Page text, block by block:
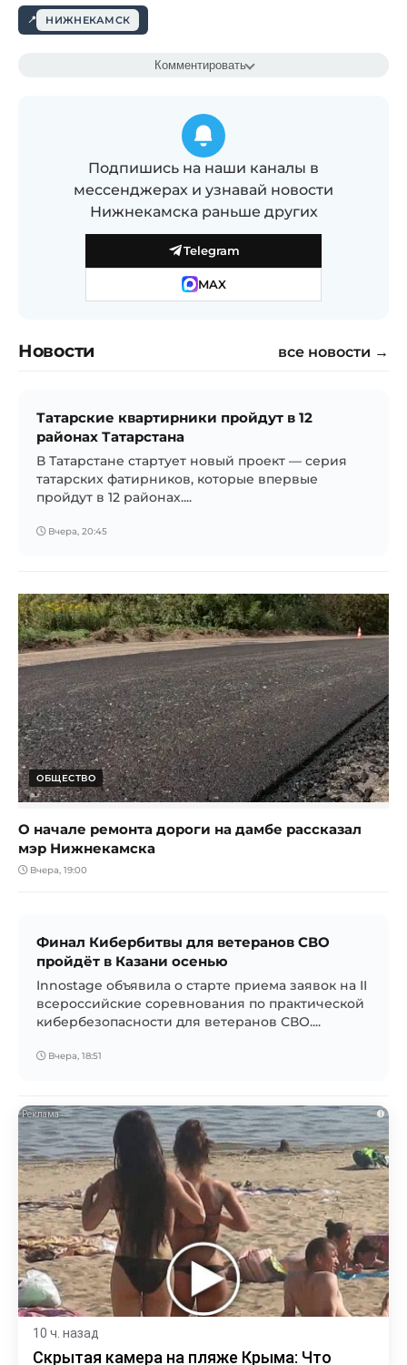
НИЖНЕКАМСК
Комментировать
Подпишись на наши каналы в
мессенджерах и узнавай новости
Нижнекамска раньше других
Telegram
MAX
Новости все новости →
Татарские квартирники пройдут в 12
районах Татарстана
В Татарстане стартует новый проект — серия
татарских фатирников, которые впервые
пройдут в 12 районах....
Вчера, 20:45
ОБЩЕСТВО
О начале ремонта дороги на дамбе рассказал
мэр Нижнекамска
Вчера, 19:00
Финал Кибербитвы для ветеранов СВО
пройдёт в Казани осенью
Innostage объявила о старте приема заявок на II
всероссийские соревнования по практической
кибербезопасности для ветеранов СВО....
Вчера, 18:51
i
10 ч. назад
Скрытая камера на пляже Крыма: Что